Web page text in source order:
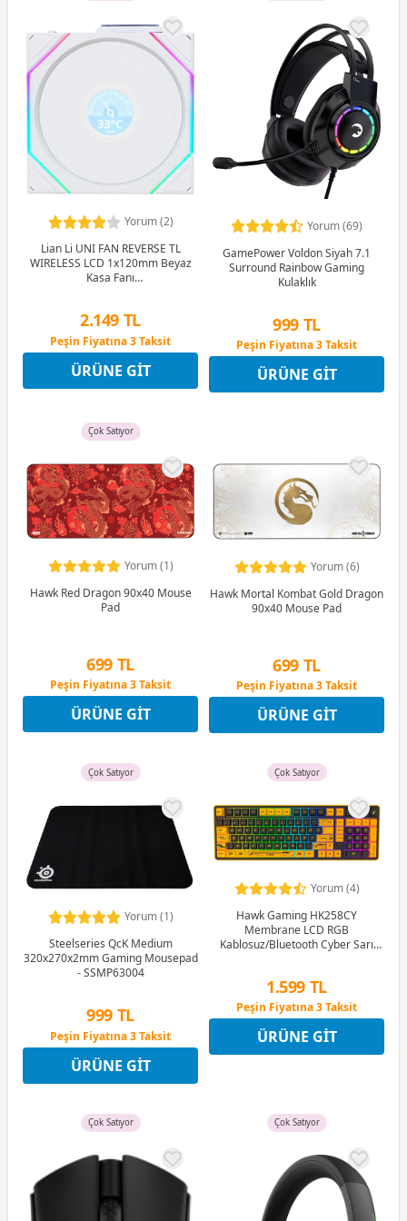
Yorum (2)
Lian Li UNI FAN REVERSE TL
WIRELESS LCD 1x120mm Beyaz
Kasa Fanı
2.149 TL
Peşin Fiyatına 3 Taksit
12 Ay x 253 TL taksitle
Peşin Fiyatına 3 Taksit
ÜRÜNE GIT
Yorum (69)
GamePower Voldon Siyah 7.1
Surround Rainbow Gaming
Kulaklık
999 TL
Peşin Fiyatına 3 Taksit
12 Ay x 118 TL taksitle
Peşin Fiyatına 3 Taksit
ÜRÜNE GIT
Çok Satıyor
Yorum (1)
Hawk Red Dragon 90x40 Mouse
Pad
699 TL
Peşin Fiyatına 3 Taksit
12 Ay x 82 TL taksitle
Peşin Fiyatına 3 Taksit
ÜRÜNE GIT
Yorum (6)
Hawk Mortal Kombat Gold Dragon
90x40 Mouse Pad
699 TL
Peşin Fiyatına 3 Taksit
12 Ay x 82 TL taksitle
Peşin Fiyatına 3 Taksit
ÜRÜNE GIT
Çok Satıyor
Yorum (1)
Steelseries QcK Medium
320x270x2mm Gaming Mousepad
- SSMP63004
999 TL
Peşin Fiyatına 3 Taksit
12 Ay x 118 TL taksitle
Peşin Fiyatına 3 Taksit
ÜRÜNE GIT
Çok Satıyor
Yorum (4)
Hawk Gaming HK258CY
Membrane LCD RGB
Kablosuz/Bluetooth Cyber Sarı
1.599 TL
Peşin Fiyatına 3 Taksit
12 Ay x 188 TL taksitle
Peşin Fiyatına 3 Taksit
ÜRÜNE GIT
Çok Satıyor Çok Satıyor